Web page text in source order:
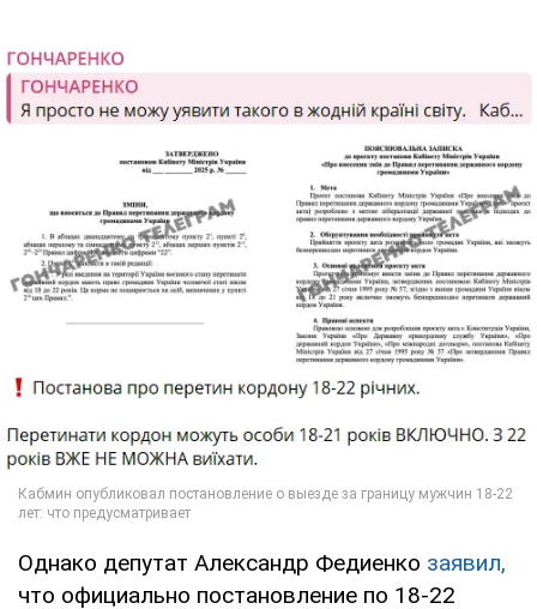
Однако депутат Александр Федиенко заявил,
что официально постановление по 18-22